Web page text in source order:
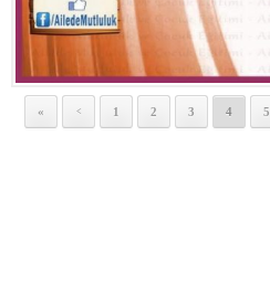
« < 1 2 3 4 5